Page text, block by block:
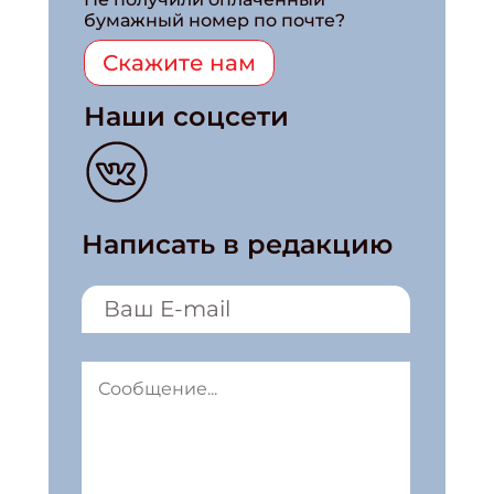
бумажный номер по почте?
Скажите нам
Наши соцсети
Написать в редакцию